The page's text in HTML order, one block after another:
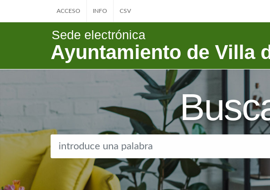
ACCESO INFO CSV
Sede electrónica
Ayuntamiento de Villa